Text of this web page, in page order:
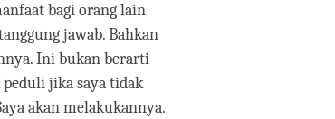
bagi orang lain
jawab. Bahkan
Ini bukan berarti
jika saya tidak
akan melakukannya.